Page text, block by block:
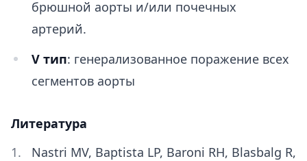
брюшной аорты и/или почечных
артерий.
V тип: генерализованное поражение всех
сегментов аорты
Литература
Nastri MV, Baptista LP, Baroni RH, Blasbalg R,